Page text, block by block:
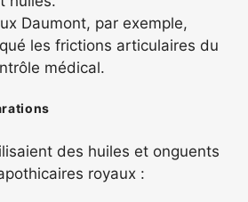
Daumont, par exemple,
les frictions articulaires du
médical.
des huiles et onguents
royaux :